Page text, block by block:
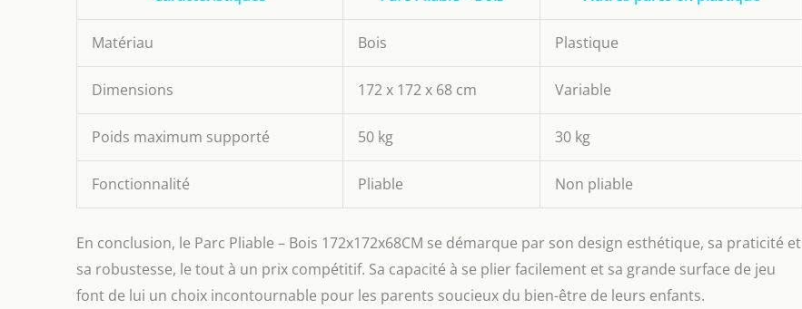
Matériau Bois Plastique
Dimensions 172 x 172 x 68 cm Variable
Poids maximum supporté 50 kg 30 kg
Fonctionnalité Pliable Non pliable
En conclusion, le Parc Pliable – Bois 172x172x68CM se démarque par son design esthétique, sa praticité et
sa robustesse, le tout à un prix compétitif. Sa capacité à se plier facilement et sa grande surface de jeu
font de lui un choix incontournable pour les parents soucieux du bien-être de leurs enfants.